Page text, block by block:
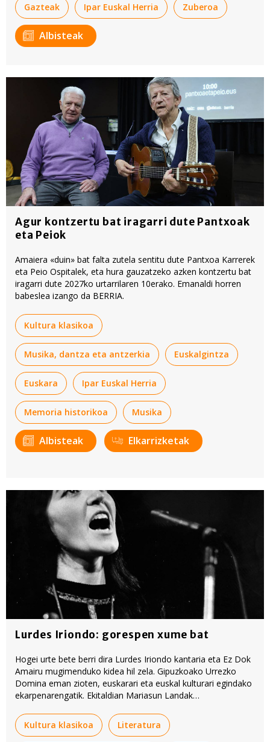
Gazteak Ipar Euskal Herria Zuberoa
Albisteak
Agur kontzertu bat iragarri dute Pantxoak
eta Peiok
Amaiera «duin» bat falta zutela sentitu dute Pantxoa Karrerek
eta Peio Ospitalek, eta hura gauzatzeko azken kontzertu bat
iragarri dute 2027ko urtarrilaren 10erako. Emanaldi horren
babeslea izango da BERRIA.
Kultura klasikoa
Musika, dantza eta antzerkia Euskalgintza
Euskara Ipar Euskal Herria
Memoria historikoa Musika
Albisteak Elkarrizketak
Lurdes Iriondo: gorespen xume bat
Hogei urte bete berri dira Lurdes Iriondo kantaria eta Ez Dok
Amairu mugimenduko kidea hil zela. Gipuzkoako Urrezko
Domina eman zioten, euskarari eta euskal kulturari egindako
ekarpenarengatik. Ekitaldian Mariasun Landak
argitaratutako hauxe, hain zuzen ere.
Kultura klasikoa Literatura